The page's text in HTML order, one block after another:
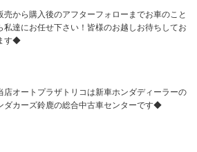
から購入後のアフターフォローまでお車のこと
私達にお任せ下さい！皆様のお越しお待ちしてお
す◆
オートプラザトリコは新車ホンダディーラーの
ダカーズ鈴鹿の総合中古車センターです◆